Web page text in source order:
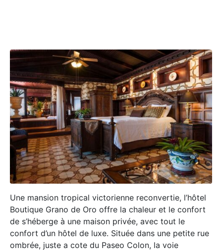
Une mansion tropical victorienne reconvertie, l’hôtel
Boutique Grano de Oro offre la chaleur et le confort
de s’héberge à une maison privée, avec tout le
confort d’un hôtel de luxe. Située dans une petite rue
ombrée, juste a cote du Paseo Colon, la voie